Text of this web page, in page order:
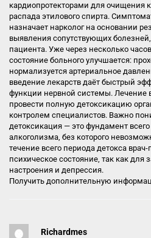
кардиопротекторами для очищения
распада этилового спирта.
назначает нарколог на основании
выявления сопутствующих
пациента. Уже через несколько
состояние больного улучшается:
нормализуется артериальное
введение лекарств даёт быстрый
функции нервной системы. Лечение
провести полную детоксикацию
контролем специалистов. Важно
детоксикация — это фундамент
алкоголизма, без которого
течение всего периода детокса
психическое состояние, так как для
настроения и депрессия.
Получить дополнительную
Richardmes